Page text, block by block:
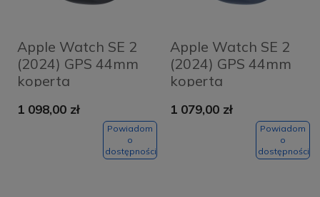
Apple Watch SE 2
(2024) GPS 44mm
koperta
Midnight + pasek
Midnight Sport
1 098,00 zł
Powiadom
o
dostępności
Apple Watch SE 2
(2024) GPS 44mm
koperta
pasek Denim Sport
1 079,00 zł
Powiadom
o
dostępności